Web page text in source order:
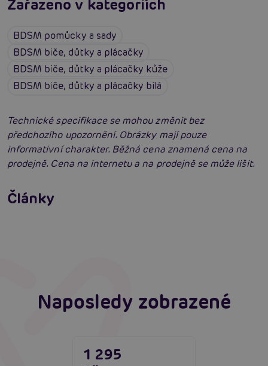
Zařazeno v kategoriích
BDSM pomůcky a sady
BDSM biče, důtky a plácačky
BDSM biče, důtky a plácačky kůže
BDSM biče, důtky a plácačky bílá
Technické specifikace se mohou změnit bez
předchozího upozornění. Obrázky mají pouze
informativní charakter. Běžná cena znamená cena na
prodejně. Cena na internetu a na prodejně se může lišit.
Články
dospělé (aktualizováno)
Číst více
Jak na bondage? Svazování partnera při sexu
aneb co je bondáž
Naposledy zobrazené
1 295